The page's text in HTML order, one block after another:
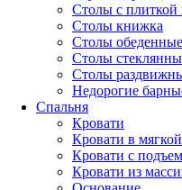
Столы с плиткой
Столы книжка
Столы обеденные
Столы
Столы
Недорогие
Спальня
Кровати
Кровати в
Кровати с
Кровати из